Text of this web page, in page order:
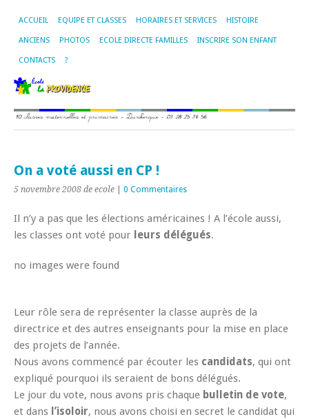
ACCUEIL EQUIPE ET CLASSES HORAIRES ET SERVICES HISTOIRE
ANCIENS PHOTOS ECOLE DIRECTE FAMILLES INSCRIRE SON ENFANT
CONTACTS ?
On a voté aussi en CP !
5 novembre 2008 de ecole 0 Commentaires
Il n’y a pas que les élections américaines ! A l’école aussi,
les classes ont voté pour
leurs délégués.
no images were found
Leur rôle sera de représenter la classe auprès de la
directrice et des autres enseignants pour la mise en place
des projets de l’année.
Nous avons commencé par écouter les candidats, qui ont
expliqué pourquoi ils seraient de bons délégués.
Le jour du vote, nous avons pris chaque bulletin de vote,
et dans l’isoloir, nous avons choisi en secret le candidat qui